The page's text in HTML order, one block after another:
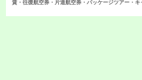
賃・往復航空券・片道航空券・パッケージツアー・